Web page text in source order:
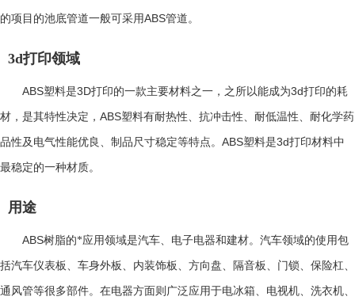
的项目的池底管道一般可采用ABS管道。
3d打印领域
ABS塑料是3D打印的一款主要材料之一，之所以能成为3d打印的耗
材，是其特性决定， ABS塑料有耐热性、抗冲击性、耐低温性、耐化学药
品性及电气性能优良、制品尺寸稳定等特点。 ABS塑料是3d打印材料中
最稳定的一种材质。
用途
ABS树脂的*应用领域是汽车、电子电器和建材。汽车领域的使用包
括汽车仪表板、车身外板、内装饰板、方向盘、隔音板、门锁、保险杠、
通风管等很多部件。在电器方面则广泛应用于电冰箱、电视机、洗衣机、